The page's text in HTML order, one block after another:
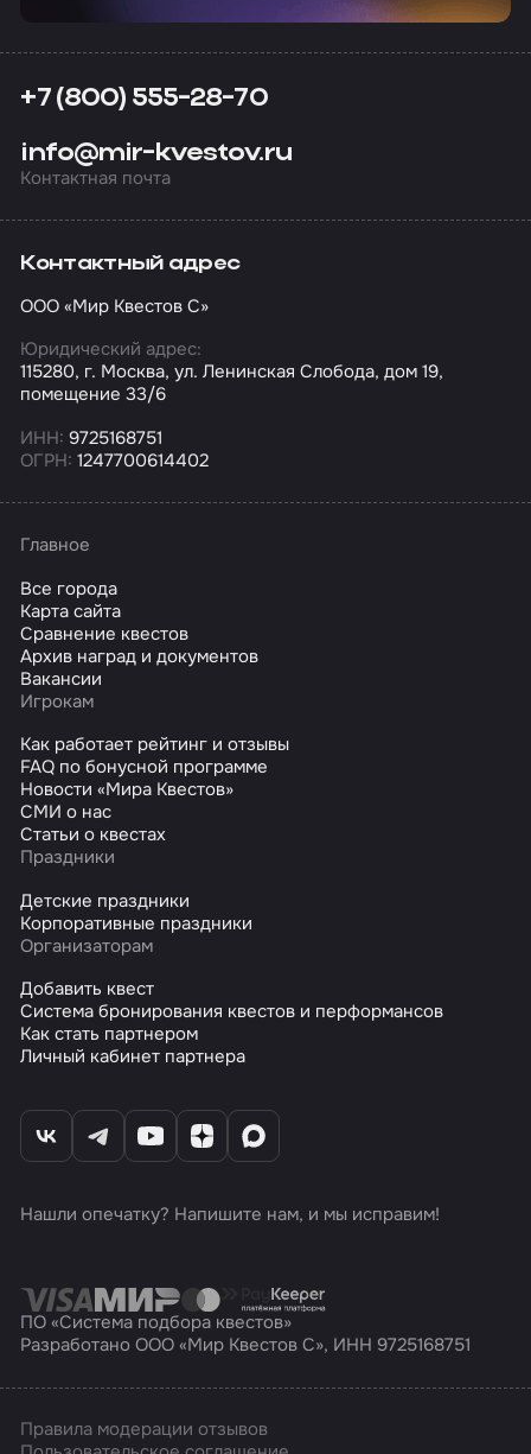
+7 (800) 555-28-70
info@mir-kvestov.ru
Контактная почта
Контактный адрес
ООО «Мир Квестов С»
Юридический адрес:
115280, г. Москва, ул. Ленинская Слобода, дом 19,
помещение 33/6
ИНН: 9725168751
ОГРН: 1247700614402
Главное
Все города
Карта сайта
Сравнение квестов
Архив наград и документов
Вакансии
Игрокам
Как работает рейтинг и отзывы
FAQ по бонусной программе
Новости «Мира Квестов»
СМИ о нас
Статьи о квестах
Праздники
Детские праздники
Корпоративные праздники
Организаторам
Добавить квест
Система бронирования квестов и перформансов
Как стать партнером
Личный кабинет партнера
Нашли опечатку? Напишите нам, и мы исправим!
ПО «Система подбора квестов»
Разработано ООО «Мир Квестов С», ИНН 9725168751
Правила модерации отзывов